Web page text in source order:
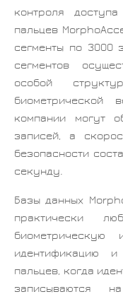
контроля
пальцев
сегменты по 3000
сегментов
особой
биометрической
компании могут
записей, а
безопасности
секунду.
Базы данных
практически
идентификацию
пальцев, когда
записываются